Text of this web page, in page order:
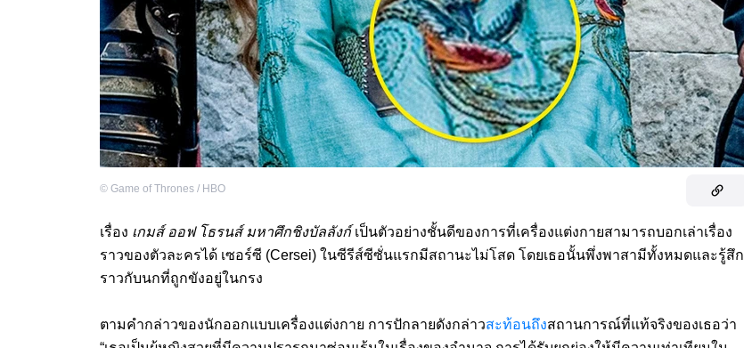
© Game of Thrones / HBO
เรื่อง เกมส์ ออฟ โธรนส์ มหาศึกชิงบัลลังก์เป็นตัวอย่างชั้นดีของการที่เครื่องแต่งกายสามารถบอกเล่าเรื่อง
ราวของตัวละครได้ เซอร์ซี (Cersei) ในซีรีส์ซีซั่นแรกมีสถานะไม่โสด โดยเธอนั้นพึ่งพาสามีทั้งหมดและรู้สึก
ราวกับนกที่ถูกขังอยู่ในกรง
ตามคำกล่าวของนักออกแบบเครื่องแต่งกาย การปักลายดังกล่าวสะท้อนถึงสถานการณ์ที่แท้จริงของเธอว่า